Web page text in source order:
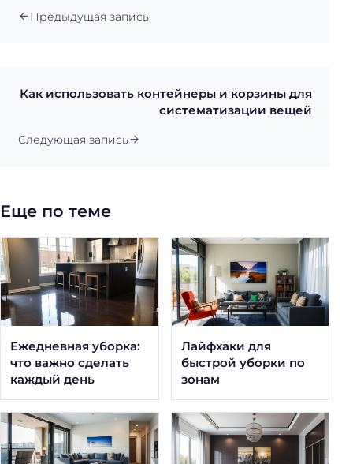
Предыдущая запись
Как использовать контейнеры и корзины для
систематизации вещей
Следующая запись
Еще по теме
Ежедневная уборка:
что важно сделать
каждый день
Лайфхаки для
быстрой уборки по
зонам